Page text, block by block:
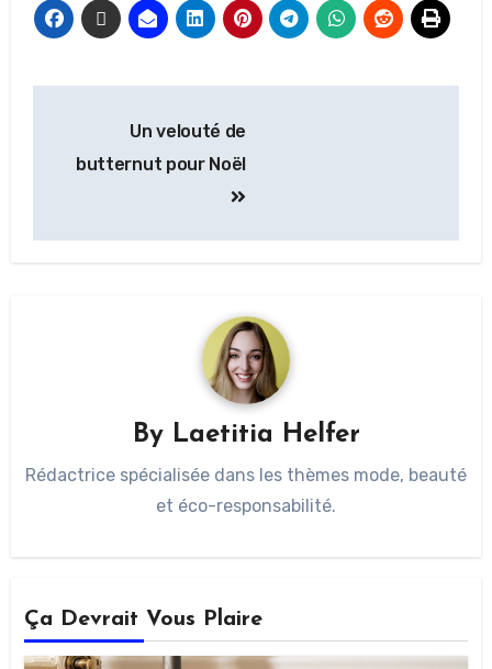
Un velouté de
butternut pour Noël
By Laetitia Helfer
Rédactrice spécialisée dans les thèmes mode, beauté
et éco-responsabilité.
Ça Devrait Vous Plaire